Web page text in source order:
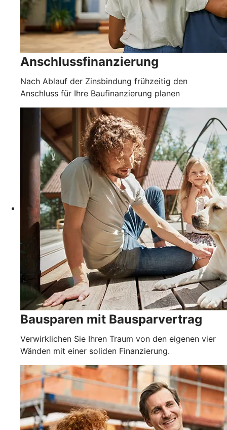
Anschlussfinanzierung
Nach Ablauf der Zinsbindung frühzeitig den
Anschluss für Ihre Baufinanzierung planen
Bausparen mit Bausparvertrag
Verwirklichen Sie Ihren Traum von den eigenen vier
Wänden mit einer soliden Finanzierung.